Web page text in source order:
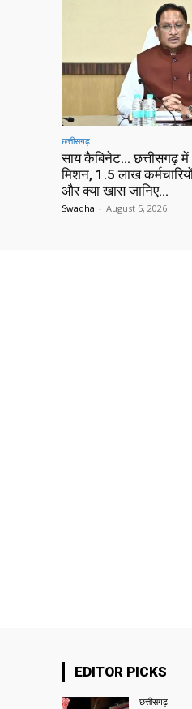
छत्तीसगढ़
साय कैबिनेट… छत्तीसगढ़
मिशन, 1.5 लाख
और क्या खास जानिए…
Swadha - August 5, 2026
EDITOR PICKS
छत्तीसगढ़